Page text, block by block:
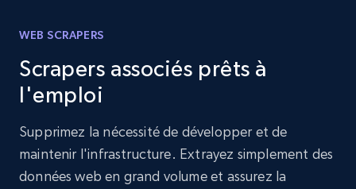
WEB SCRAPERS
Scrapers associés prêts à
l'emploi
Supprimez la nécessité de développer et de
maintenir l'infrastructure. Extrayez simplement des
données web en grand volume et assurez la